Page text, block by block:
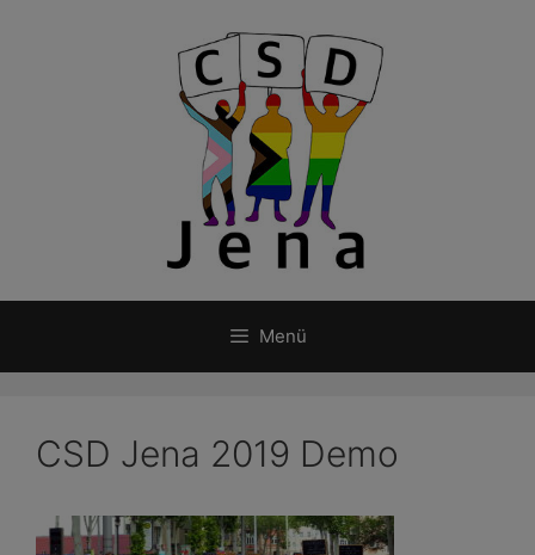
Menü
CSD Jena 2019 Demo